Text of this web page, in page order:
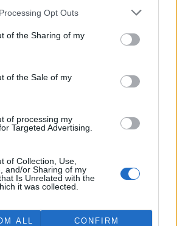
Opt Outs
of the Sharing of my
of the Sale of my
of processing my
Targeted Advertising.
of Collection, Use,
and/or Sharing of my
Is Unrelated with the
it was collected.
ALL CONFIRM
může do poloviny srpna
kanál u Přelouče
července 2026 zahájení
zjišťovacího řízení pro záměr
může své vyjádření k vlivům této stavby na
ministerstvu do 13. srpna 2026.
slibuje právo na opravu.
levnější?